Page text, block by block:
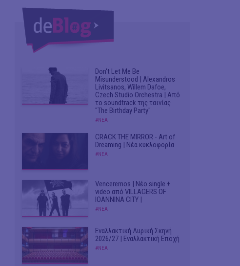
Don't Let Me Be
Misunderstood | Alexandros
Livitsanos, Willem Dafoe,
Czech Studio Orchestra | Από
το soundtrack της ταινίας
"The Birthday Party"
#ΝΕΑ
CRACK THE MIRROR - Art of
Dreaming | Νέα κυκλοφορία
#ΝΕΑ
Venceremos | Νέο single +
video από VILLAGERS OF
IOANNINA CITY |
#ΝΕΑ
Εναλλακτική Λυρική Σκηνή
2026/27 | Εναλλακτική Εποχή
#ΝΕΑ